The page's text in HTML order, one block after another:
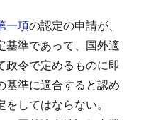
一項の認定の申請が、
基準であって、国外適
政令で定めるものに即
基準に適合すると認め
してはならない。